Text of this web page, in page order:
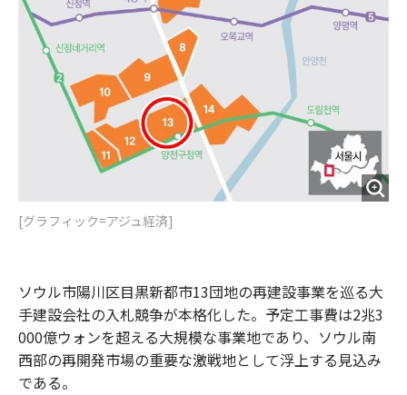
[グラフィック=アジュ経済]
ソウル市陽川区目黒新都市13団地の再建設事業を巡る大
手建設会社の入札競争が本格化した。予定工事費は2兆3
000億ウォンを超える大規模な事業地であり、ソウル南
西部の再開発市場の重要な激戦地として浮上する見込み
である。